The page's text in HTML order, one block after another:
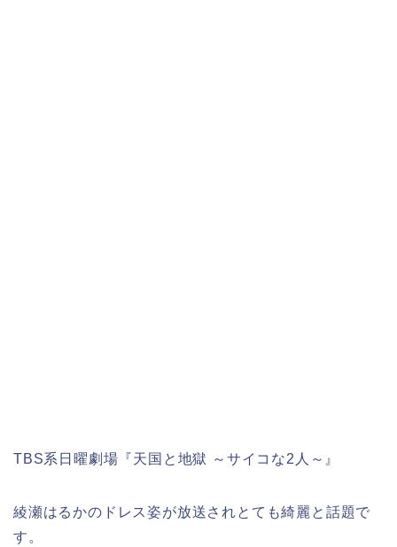
TBS系日曜劇場『天国と地獄 ～サイコな2人～』
綾瀬はるかのドレス姿が放送されとても綺麗と話題で
す。